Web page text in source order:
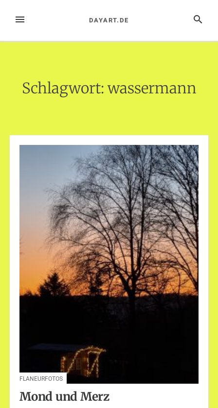
InhaltMENÜ SUCHE
DAYART.DE
Schlagwort:wassermann
FLANEURFOTOS
Mond und Merz